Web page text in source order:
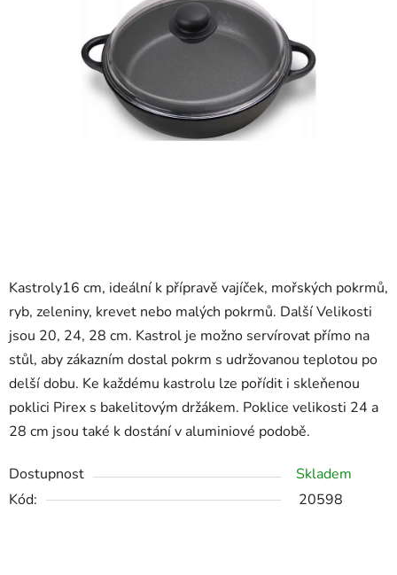
Kastroly16 cm, ideální k přípravě vajíček, mořských pokrmů,
ryb, zeleniny, krevet nebo malých pokrmů. Další Velikosti
jsou 20, 24, 28 cm. Kastrol je možno servírovat přímo na
stůl, aby zákazním dostal pokrm s udržovanou teplotou po
delší dobu. Ke každému kastrolu lze pořídit i skleňenou
poklici Pirex s bakelitovým držákem. Poklice velikosti 24 a
28 cm jsou také k dostání v aluminiové podobě.
Dostupnost
Skladem
Kód:
20598